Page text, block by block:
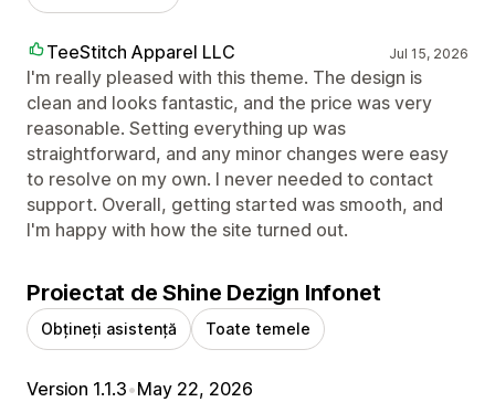
TeeStitch Apparel LLC Jul 15, 2026
I'm really pleased with this theme. The design is
clean and looks fantastic, and the price was very
reasonable. Setting everything up was
straightforward, and any minor changes were easy
to resolve on my own. I never needed to contact
support. Overall, getting started was smooth, and
I'm happy with how the site turned out.
Proiectat de Shine Dezign Infonet
Obțineți asistență Toate temele
Version 1.1.3•May 22, 2026